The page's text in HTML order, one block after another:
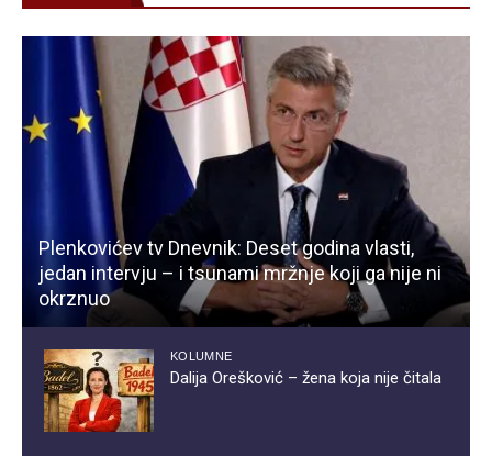
Plenkovićev tv Dnevnik: Deset godina vlasti,
jedan intervju – i tsunami mržnje koji ga nije ni
okrznuo
KOLUMNE
Dalija Orešković – žena koja nije čitala